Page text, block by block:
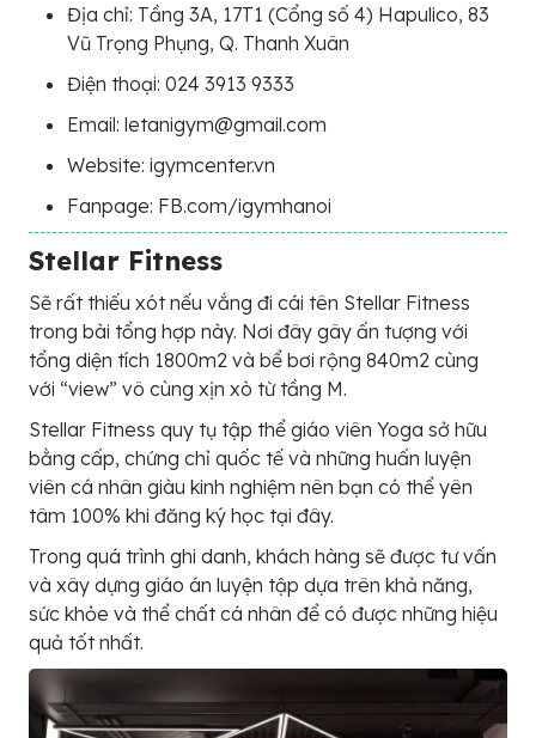
Địa chỉ: Tầng 3A, 17T1 (Cổng số 4) Hapulico, 83
Vũ Trọng Phụng, Q. Thanh Xuân
Điện thoại: 024 3913 9333
Email: letanigym@gmail.com
Website: igymcenter.vn
Fanpage: FB.com/igymhanoi
Stellar Fitness
Sẽ rất thiếu xót nếu vắng đi cái tên Stellar Fitness
trong bài tổng hợp này. Nơi đây gây ấn tượng với
tổng diện tích 1800m2 và bể bơi rộng 840m2 cùng
với “view” vô cùng xịn xò từ tầng M.
Stellar Fitness quy tụ tập thể giáo viên Yoga sở hữu
bằng cấp, chứng chỉ quốc tế và những huấn luyện
viên cá nhân giàu kinh nghiệm nên bạn có thể yên
tâm 100% khi đăng ký học tại đây.
Trong quá trình ghi danh, khách hàng sẽ được tư vấn
và xây dựng giáo án luyện tập dựa trên khả năng,
sức khỏe và thể chất cá nhân để có được những hiệu
quả tốt nhất.